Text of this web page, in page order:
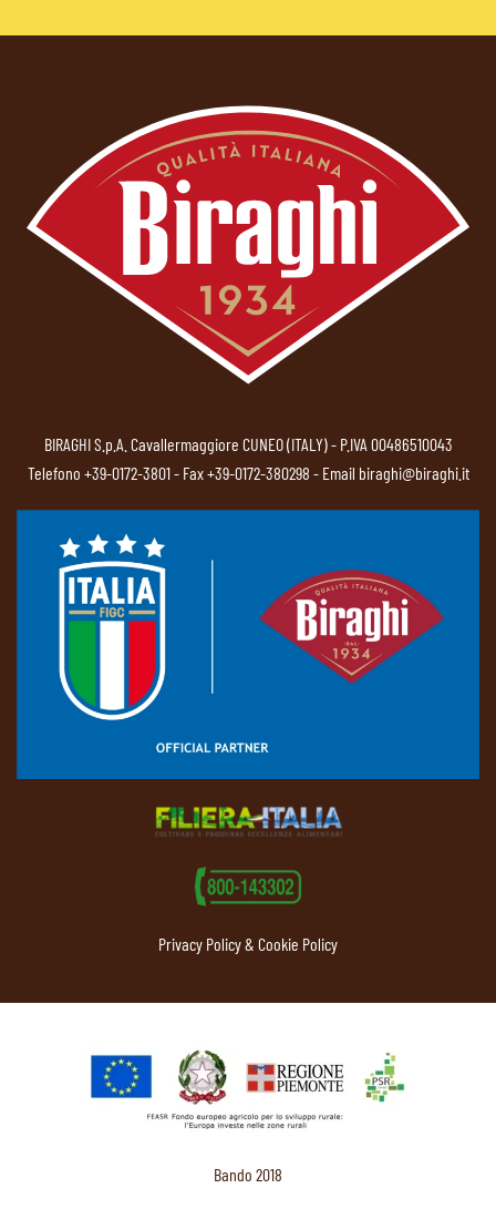
BIRAGHI S.p.A. Cavallermaggiore CUNEO (ITALY) - P.IVA 00486510043
Telefono +39-0172-3801- Fax +39-0172-380298 - Email biraghi@biraghi.it
Privacy Policy & Cookie Policy
Bando 2018